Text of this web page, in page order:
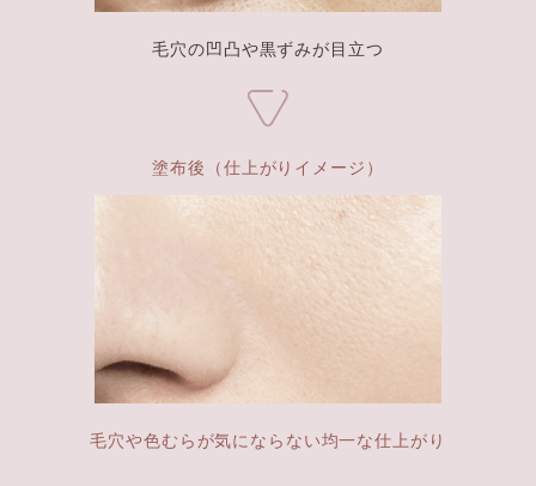
毛穴の凹凸や黒ずみが目立つ
塗布後（仕上がりイメージ）
毛穴や色むらが気にならない均一な仕上がり